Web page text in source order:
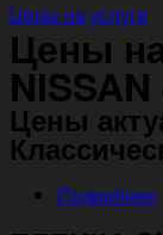
Цены на услуги
Цены
Цены
Подробнее